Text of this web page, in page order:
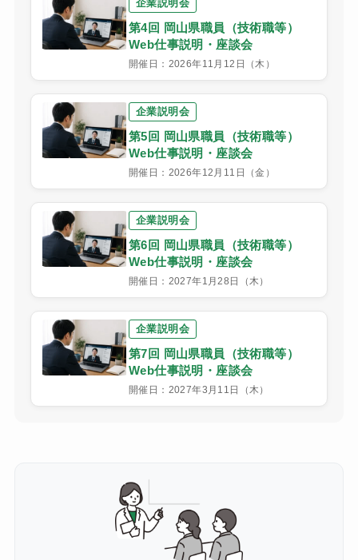
企業説明会
第4回 岡山県職員（技術職等）
Web仕事説明・座談会
開催日：2026年11月12日（木）
企業説明会
第5回 岡山県職員（技術職等）
Web仕事説明・座談会
開催日：2026年12月11日（金）
企業説明会
第6回 岡山県職員（技術職等）
Web仕事説明・座談会
開催日：2027年1月28日（木）
企業説明会
第7回 岡山県職員（技術職等）
Web仕事説明・座談会
開催日：2027年3月11日（木）